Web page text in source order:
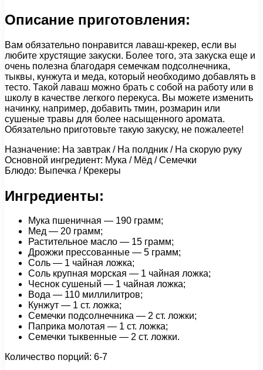
Описание приготовления:
Вам обязательно понравится лаваш-крекер, если вы
любите хрустящие закуски. Более того, эта закуска еще и
очень полезна благодаря семечкам подсолнечника,
тыквы, кунжута и меда, который необходимо добавлять в
тесто. Такой лаваш можно брать с собой на работу или в
школу в качестве легкого перекуса. Вы можете изменить
начинку, например, добавить тмин, розмарин или
сушеные травы для более насыщенного аромата.
Обязательно приготовьте такую закуску, не пожалеете!
Назначение: На завтрак / На полдник / На скорую руку
Основной ингредиент: Мука / Мёд / Семечки
Блюдо: Выпечка / Крекеры
Ингредиенты:
Мука пшеничная — 190 грамм;
Мед — 20 грамм;
Растительное масло — 15 грамм;
Дрожжи прессованные — 5 грамм;
Соль — 1 чайная ложка;
Соль крупная морская — 1 чайная ложка;
Чеснок сушеный — 1 чайная ложка;
Вода — 110 миллилитров;
Кунжут — 1 ст. ложка;
Семечки подсолнечника — 2 ст. ложки;
Паприка молотая — 1 ст. ложка;
Семечки тыквенные — 2 ст. ложки.
Количество порций: 6-7